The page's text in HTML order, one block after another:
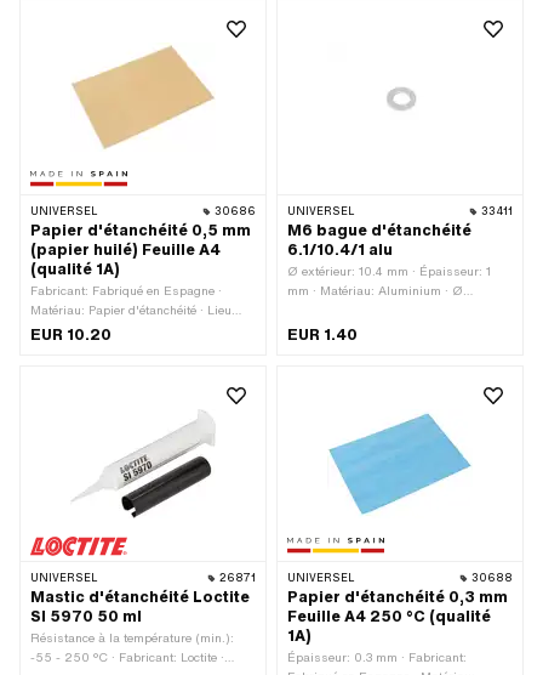
Ø intérieur: 10 mm · Ø intérieur: 10.5
mm · Ø intérieur: 11 mm · Ø intérieur:
12 mm · Ø intérieur: 12.5 mm · Ø
intérieur: 14 mm · Ø intérieur: 15 mm ·
Ø intérieur: 16 mm · Ø intérieur: 16.5
mm · Ø intérieur: 17.5 mm · Ø
extérieur: 10 mm · Ø extérieur: 12 mm ·
mm · Ø extérieur: 18 mm · Ø extérieur:
d'application: Accessoires d'atelier ·
Champ d'application: Standard
UNIVERSEL 30686
Papier d'étanchéité 0,5 mm
(papier huilé) Feuille A4
(qualité 1A)
Fabricant: Fabriqué en Espagne ·
Matériau: Papier d'étanchéité · Lieu
d'utilisation: Universel · Épaisseur:
EUR 10.20
UNIVERSEL 33411
M6 bague d'étanchéité
6.1/10.4/1 alu
Ø extérieur: 10.4 mm · Épaisseur: 1
mm · Matériau: Aluminium · Ø
EUR 1.40
UNIVERSEL 26871
Mastic d'étanchéité Loctite
SI 5970 50 ml
Résistance à la température (min.):
-55 - 250 °C · Fabricant: Loctite ·
UNIVERSEL 30688
Papier d'étanchéité 0,3 mm
Feuille A4 250 °C (qualité
1A)
Épaisseur: 0.3 mm · Fabricant: